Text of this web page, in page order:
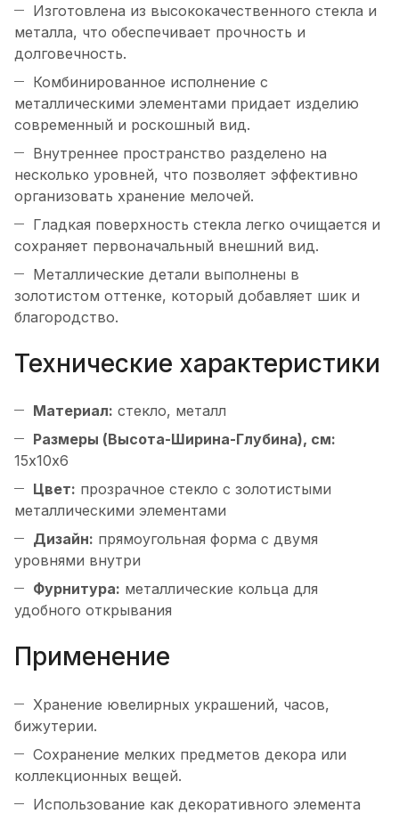
Изготовлена из высококачественного стекла и
металла, что обеспечивает прочность и
долговечность.
Комбинированное исполнение с
металлическими элементами придает изделию
современный и роскошный вид.
Внутреннее пространство разделено на
несколько уровней, что позволяет эффективно
организовать хранение мелочей.
Гладкая поверхность стекла легко очищается и
сохраняет первоначальный внешний вид.
Металлические детали выполнены в
золотистом оттенке, который добавляет шик и
благородство.
Технические характеристики
Материал: стекло, металл
Размеры (Высота-Ширина-Глубина), см:
15х10х6
Цвет: прозрачное стекло с золотистыми
металлическими элементами
Дизайн: прямоугольная форма с двумя
уровнями внутри
Фурнитура: металлические кольца для
удобного открывания
Применение
Хранение ювелирных украшений, часов,
бижутерии.
Сохранение мелких предметов декора или
коллекционных вещей.
Использование как декоративного элемента